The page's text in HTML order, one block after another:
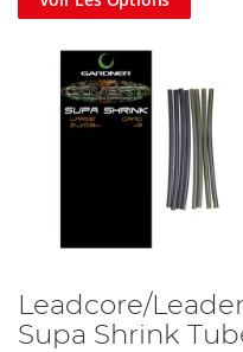
Leadcore/
Supa Shrink